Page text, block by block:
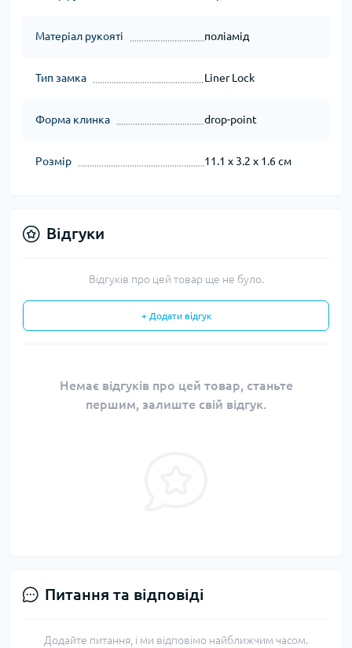
Матеріал рукояті поліамід
Тип замка Liner Lock
Форма клинка drop-point
Розмір 11.1 x 3.2 x 1.6 см
Відгуки
Відгуків про цей товар ще не було.
+ Додати відгук
Немає відгуків про цей товар, станьте
першим, залиште свій відгук.
Питання та відповіді
Додайте питання, і ми відповімо найближчим часом.